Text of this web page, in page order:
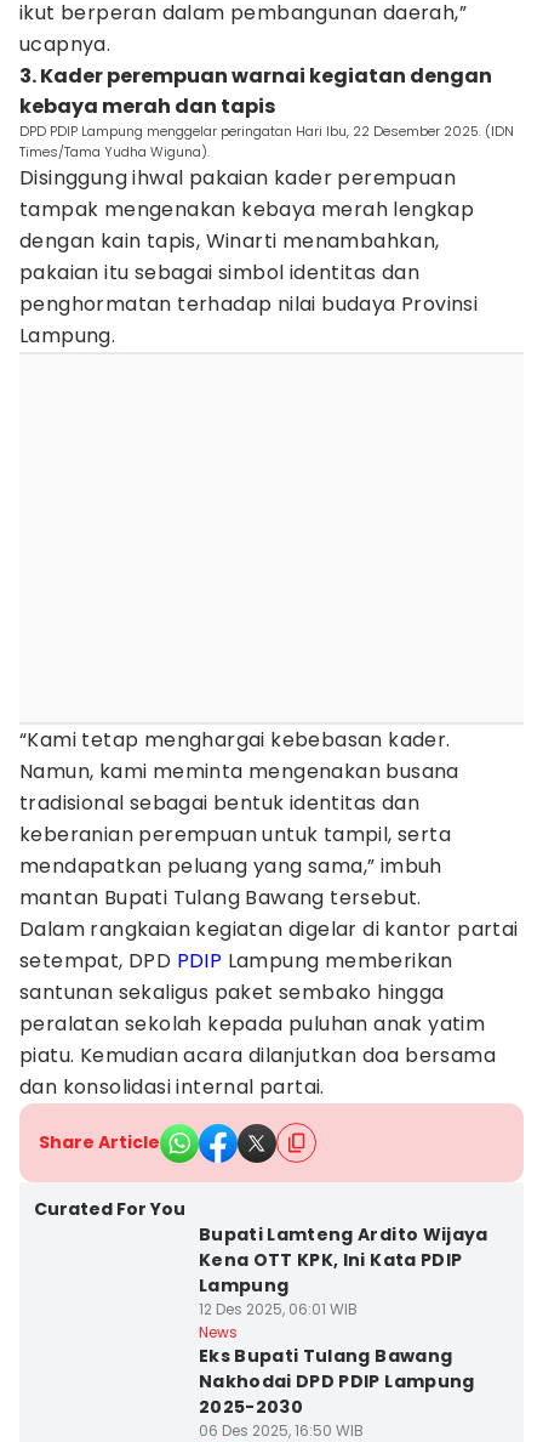
ikut berperan dalam pembangunan daerah,”
ucapnya.
3. Kader perempuan warnai kegiatan dengan
kebaya merah dan tapis
DPD PDIP Lampung menggelar peringatan Hari Ibu, 22 Desember 2025. (IDN
Times/Tama Yudha Wiguna).
Disinggung ihwal pakaian kader perempuan
tampak mengenakan kebaya merah lengkap
dengan kain tapis, Winarti menambahkan,
pakaian itu sebagai simbol identitas dan
penghormatan terhadap nilai budaya Provinsi
Lampung.
“Kami tetap menghargai kebebasan kader.
Namun, kami meminta mengenakan busana
tradisional sebagai bentuk identitas dan
keberanian perempuan untuk tampil, serta
mendapatkan peluang yang sama,” imbuh
mantan Bupati Tulang Bawang tersebut.
Dalam rangkaian kegiatan digelar di kantor partai
setempat, DPD PDIP Lampung memberikan
santunan sekaligus paket sembako hingga
peralatan sekolah kepada puluhan anak yatim
piatu. Kemudian acara dilanjutkan doa bersama
dan konsolidasi internal partai.
Share Article
Curated For You
Bupati Lamteng Ardito Wijaya
Kena OTT KPK, Ini Kata PDIP
Lampung
12 Des 2025, 06:01 WIB
News
Eks Bupati Tulang Bawang
Nakhodai DPD PDIP Lampung
2025-2030
06 Des 2025, 16:50 WIB